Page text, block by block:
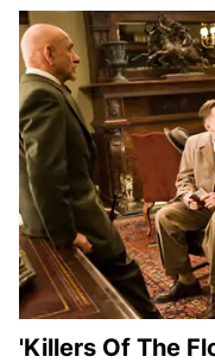
'Killers Of The